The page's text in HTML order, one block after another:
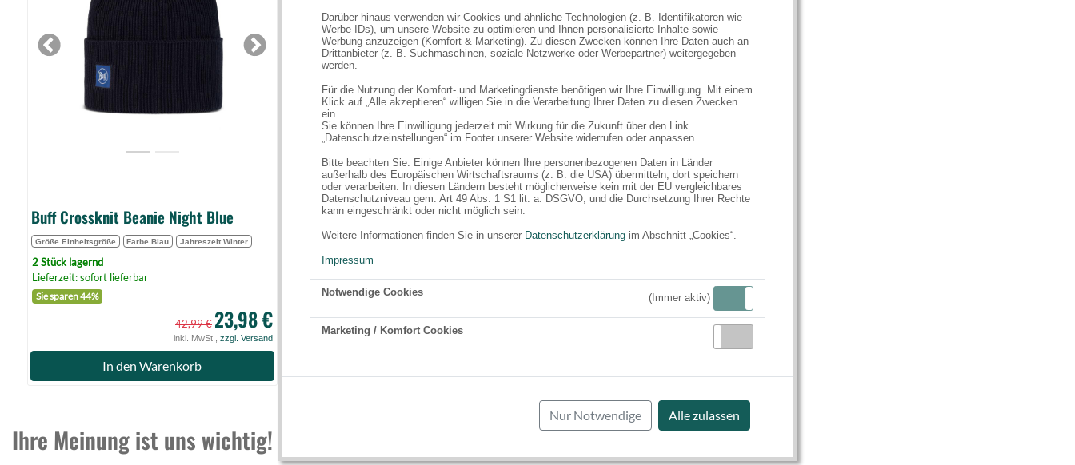
Darüber hinaus verwenden wir Cookies und ähnliche Technologien (z. B. Identifikatoren wie
Werbe-IDs), um unsere Website zu optimieren und Ihnen personalisierte Inhalte sowie
Werbung anzuzeigen (Komfort & Marketing). Zu diesen Zwecken können Ihre Daten auch an
Drittanbieter (z. B. Suchmaschinen, soziale Netzwerke oder Werbepartner) weitergegeben
werden.
Für die Nutzung der Komfort- und Marketingdienste benötigen wir Ihre Einwilligung. Mit einem
Klick auf „Alle akzeptieren“ willigen Sie in die Verarbeitung Ihrer Daten zu diesen Zwecken
ein.
Sie können Ihre Einwilligung jederzeit mit Wirkung für die Zukunft über den Link
„Datenschutzeinstellungen“ im Footer unserer Website widerrufen oder anpassen.
Bitte beachten Sie: Einige Anbieter können Ihre personenbezogenen Daten in Länder
außerhalb des Europäischen Wirtschaftsraums (z. B. die USA) übermitteln, dort speichern
oder verarbeiten. In diesen Ländern besteht möglicherweise kein mit der EU vergleichbares
Datenschutzniveau gem. Art 49 Abs. 1 S1 lit. a. DSGVO, und die Durchsetzung Ihrer Rechte
kann eingeschränkt oder nicht möglich sein.
Weitere Informationen finden Sie in unserer Datenschutzerklärung im Abschnitt „Cookies“.
Impressum
Notwendige Cookies (Immer aktiv)
Marketing / Komfort Cookies
Nur Notwendige Alle zulassen
0) Previous Next
Buff Crossknit Beanie Night Blue
Größe Einheitsgröße Farbe Blau Jahreszeit Winter
2 Stück lagernd
Lieferzeit: sofort lieferbar
Sie sparen 44%
42,99 € 23,98 €
inkl. MwSt., zzgl. Versand
In den Warenkorb
Ihre Meinung ist uns wichtig!